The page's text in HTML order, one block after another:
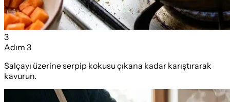
3
Adım 3
Salçayı üzerine serpip kokusu çıkana kadar karıştırarak
kavurun.